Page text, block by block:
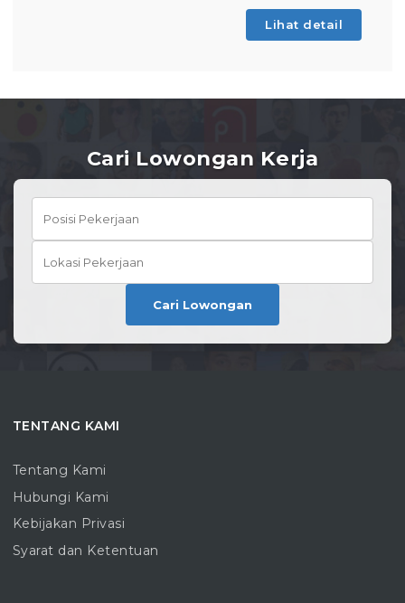
Lihat detail
Cari Lowongan Kerja
Cari Lowongan
TENTANG KAMI
Tentang Kami
Hubungi Kami
Kebijakan Privasi
Syarat dan Ketentuan